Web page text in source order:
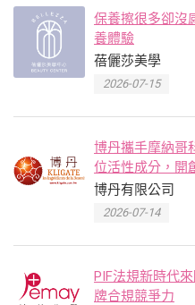
保養擦很多卻沒
養體驗
蓓儷莎美學
2026-07-15
博丹攜手摩納哥
位活性成分，開
博丹有限公司
2026-07-14
PIF法規新時代
牌合規競爭力